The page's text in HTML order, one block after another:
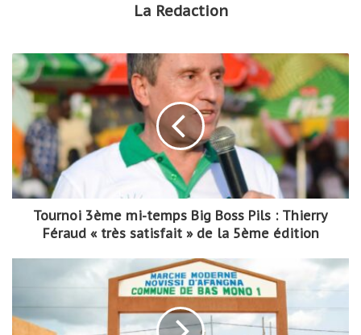
La Redaction
Tournoi 3ème mi-temps Big Boss Pils : Thierry
Féraud « très satisfait » de la 5ème édition